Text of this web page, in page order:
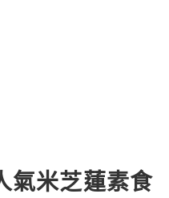
氣米芝蓮素食